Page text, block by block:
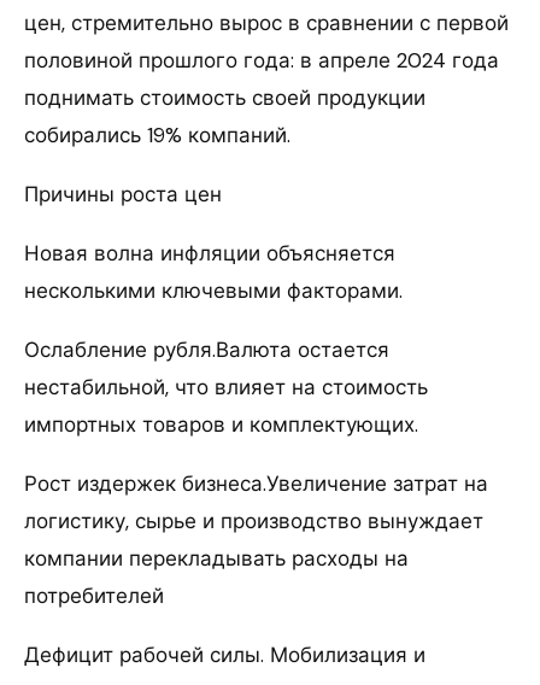
цен, стремительно вырос в сравнении с первой
половиной прошлого года: в апреле 2024 года
поднимать стоимость своей продукции
собирались 19% компаний.
Причины роста цен
Новая волна инфляции объясняется
несколькими ключевыми факторами.
Ослабление рубля.Валюта остается
нестабильной, что влияет на стоимость
импортных товаров и комплектующих.
Рост издержек бизнеса.Увеличение затрат на
логистику, сырье и производство вынуждает
компании перекладывать расходы на
потребителей
Дефицит рабочей силы. Мобилизация и